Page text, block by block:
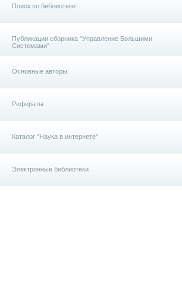
Поиск по библиотеке
Публикации сборника "Управление Большими
Системами"
Основные авторы
Рефераты
Каталог "Наука в интернете"
Электронные библиотеки